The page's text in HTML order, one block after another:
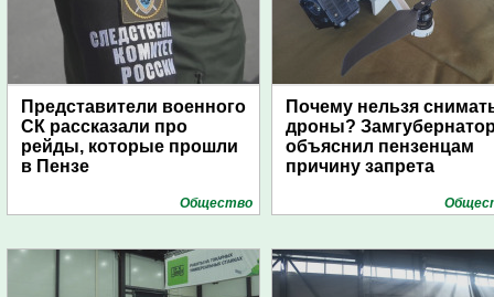
Представители военного
СК рассказали про
рейды, которые прошли
в Пензе
Общество
Почему нельзя
дроны?
объяснил пензенцам
причину запрета